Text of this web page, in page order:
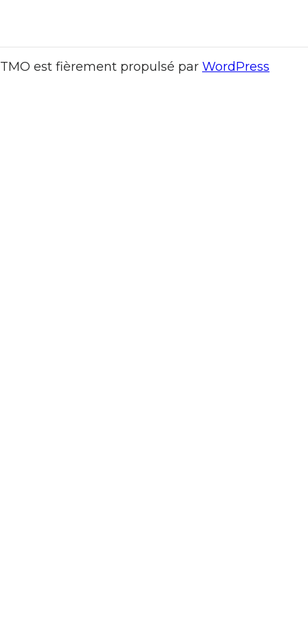
TMO est fièrement propulsé par WordPress